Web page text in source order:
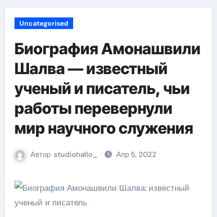
Uncategorised
Биография Амонашвили
Шалва — известный
ученый и писатель, чьи
работы перевернули
мир научного служения
Автор studiohallo_ Апр 5, 2022